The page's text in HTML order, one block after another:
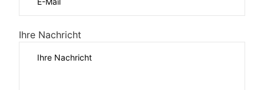
Ihre Nachricht